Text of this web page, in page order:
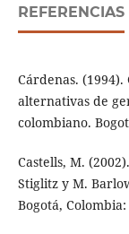
REFERENCIAS
Cárdenas.
alternativas de
colombiano.
Castells, M.
Stiglitz y M.
Bogotá, Colombia: